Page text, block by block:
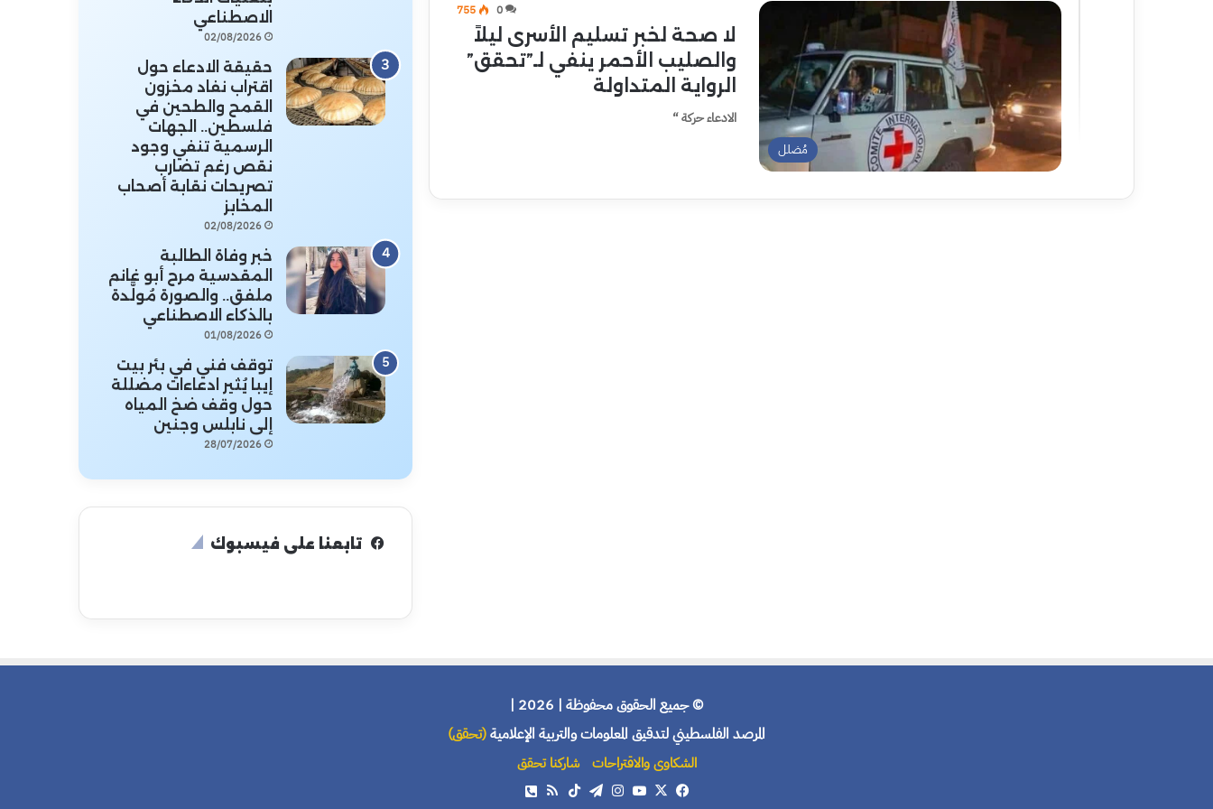
مُضلل
0
755
لا صحة لخبر تسليم الأسرى ليلاً
والصليب الأحمر ينفي لـ”تحقق”
الرواية المتداولة
الادعاء حركة “
الاصطناعي
02/08/2026
حقيقة الادعاء حول
اقتراب نفاد مخزون
القمح والطحين في
فلسطين.. الجهات
الرسمية تنفي وجود
نقص رغم تضارب
تصريحات نقابة أصحاب
المخابز
02/08/2026
خبر وفاة الطالبة
المقدسية مرح أبو غانم
ملفق.. والصورة مُولَّدة
بالذكاء الاصطناعي
01/08/2026
توقف فني في بئر بيت
إيبا يُثير ادعاءات مضللة
حول وقف ضخ المياه
إلى نابلس وجنين
28/07/2026
تابعنا على فيسبوك
© جميع الحقوق محفوظة | 2026 |
المرصد الفلسطيني لتدقيق المعلومات والتربية الإعلامية(تحقق)
الشكاوى والاقتراحات
شاركنا تحقق
فيسبوك
X يوتيوبانستقرامتيلقرام‫TikTokملخص